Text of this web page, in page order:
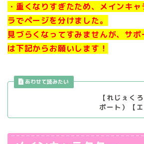
・重くなりすぎたため、メインキ
ラでページを分けました。
見づらくなってすみませんが、サ
は下記からお願いします！
【れじぇく
ポート）【